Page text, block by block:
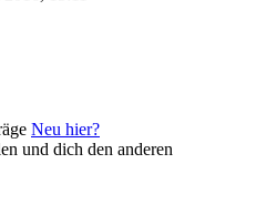
Neu hier?
und dich den anderen